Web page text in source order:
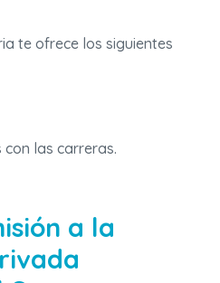
te ofrece los siguientes
las carreras.
a la